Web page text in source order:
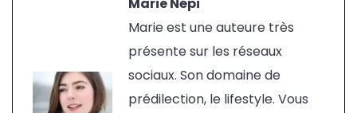
Marie est une auteure très
présente sur les réseaux
sociaux. Son domaine de
prédilection, le lifestyle. Vous